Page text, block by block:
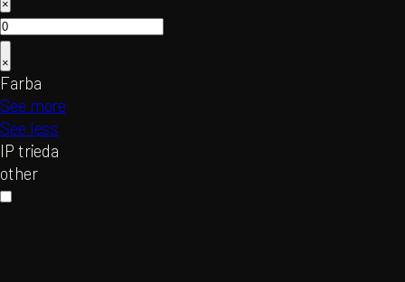
×
×
Farba
See more
See less
IP trieda
other